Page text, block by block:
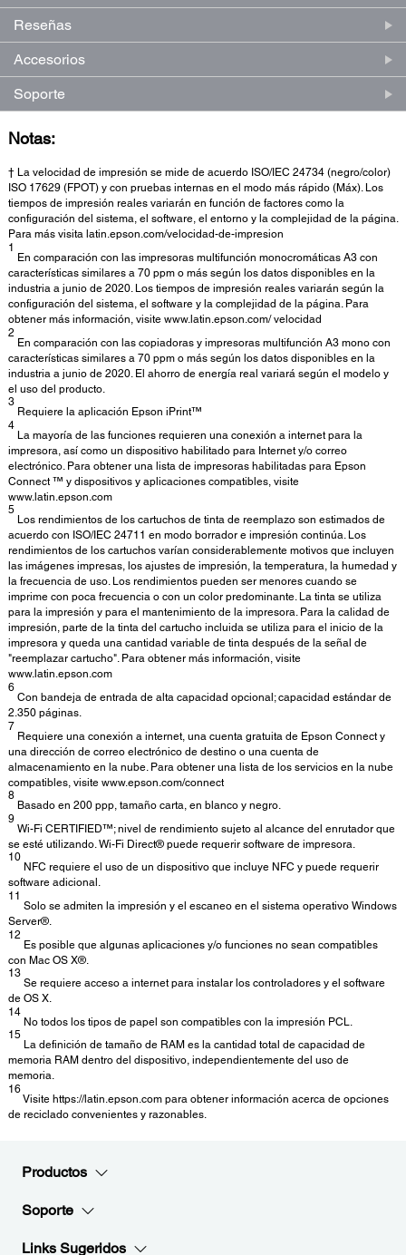
Reseñas
Accesorios
Soporte
Notas:
† La velocidad de impresión se mide de acuerdo ISO/IEC 24734 (negro/color)
ISO 17629 (FPOT) y con pruebas internas en el modo más rápido (Máx). Los
tiempos de impresión reales variarán en función de factores como la
configuración del sistema, el software, el entorno y la complejidad de la página.
Para más visita latin.epson.com/velocidad-de-impresion
1
En comparación con las impresoras multifunción monocromáticas A3 con
características similares a 70 ppm o más según los datos disponibles en la
industria a junio de 2020. Los tiempos de impresión reales variarán según la
configuración del sistema, el software y la complejidad de la página. Para
obtener más información, visite www.latin.epson.com/ velocidad
2
En comparación con las copiadoras y impresoras multifunción A3 mono con
características similares a 70 ppm o más según los datos disponibles en la
industria a junio de 2020. El ahorro de energía real variará según el modelo y
el uso del producto.
3
Requiere la aplicación Epson iPrint™
4
La mayoría de las funciones requieren una conexión a internet para la
impresora, así como un dispositivo habilitado para Internet y/o correo
electrónico. Para obtener una lista de impresoras habilitadas para Epson
Connect ™ y dispositivos y aplicaciones compatibles, visite
www.latin.epson.com
5
Los rendimientos de los cartuchos de tinta de reemplazo son estimados de
acuerdo con ISO/IEC 24711 en modo borrador e impresión continúa. Los
rendimientos de los cartuchos varían considerablemente motivos que incluyen
las imágenes impresas, los ajustes de impresión, la temperatura, la humedad y
la frecuencia de uso. Los rendimientos pueden ser menores cuando se
imprime con poca frecuencia o con un color predominante. La tinta se utiliza
para la impresión y para el mantenimiento de la impresora. Para la calidad de
impresión, parte de la tinta del cartucho incluida se utiliza para el inicio de la
impresora y queda una cantidad variable de tinta después de la señal de
"reemplazar cartucho". Para obtener más información, visite
www.latin.epson.com
6
Con bandeja de entrada de alta capacidad opcional; capacidad estándar de
2.350 páginas.
7
Requiere una conexión a internet, una cuenta gratuita de Epson Connect y
una dirección de correo electrónico de destino o una cuenta de
almacenamiento en la nube. Para obtener una lista de los servicios en la nube
compatibles, visite www.epson.com/connect
8
Basado en 200 ppp, tamaño carta, en blanco y negro.
9
Wi-Fi CERTIFIED™; nivel de rendimiento sujeto al alcance del enrutador que
se esté utilizando. Wi-Fi Direct® puede requerir software de impresora.
10
NFC requiere el uso de un dispositivo que incluye NFC y puede requerir
software adicional.
11
Solo se admiten la impresión y el escaneo en el sistema operativo Windows
Server®.
12
Es posible que algunas aplicaciones y/o funciones no sean compatibles
con Mac OS X®.
13
Se requiere acceso a internet para instalar los controladores y el software
de OS X.
14
No todos los tipos de papel son compatibles con la impresión PCL.
15
La definición de tamaño de RAM es la cantidad total de capacidad de
memoria RAM dentro del dispositivo, independientemente del uso de
memoria.
16
Visite https://latin.epson.com para obtener información acerca de opciones
de reciclado convenientes y razonables.
Productos
Soporte
Links Sugeridos